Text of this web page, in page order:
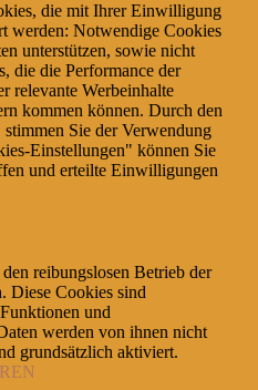
die mit Ihrer Einwilligung
werden: Notwendige Cookies
unterstützen, sowie nicht
die die Performance der
relevante Werbeinhalte
kommen können. Durch den
Sie der Verwendung
Einstellungen" können Sie
und erteilte Einwilligungen
reibungslosen Betrieb der
Diese Cookies sind
und
werden von ihnen nicht
grundsätzlich aktiviert.